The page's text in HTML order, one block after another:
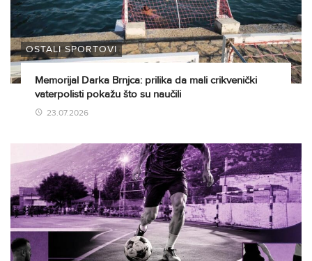
OSTALI SPORTOVI
Memorijal Darka Brnjca: prilika da mali crikvenički
vaterpolisti pokažu što su naučili
23.07.2026